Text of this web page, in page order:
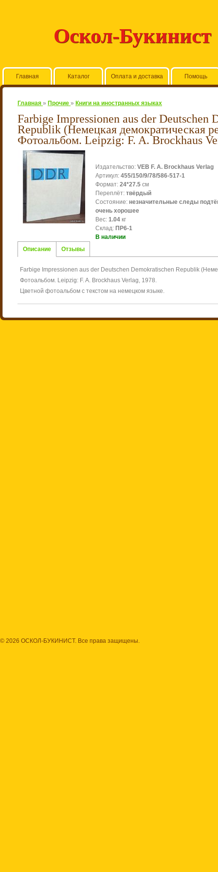
Оскол-Букинист
Главная Каталог Оплата и доставка Помощь
Главная » Прочие » Книги на иностранных языках
Farbige Impressionen aus der Deutschen
Republik (Немецкая демократическая
Фотоальбом. Leipzig: F. A. Brockhaus
Издательство: VEB F. A. Brockhaus Verlag
Артикул: 455/150/9/78/586-517-1
Формат: 24*27.5 см
Переплёт: твёрдый
Состояние: незначительные следы
очень хорошее
Вес: 1.04 кг
Склад: ПР6-1
В наличии
Описание
Отзывы
Farbige Impressionen aus der Deutschen Demokratischen Republik
Фотоальбом. Leipzig: F. A. Brockhaus Verlag, 1978.
Цветной фотоальбом с текстом на немецком языке.
© 2026 ОСКОЛ-БУКИНИСТ. Все права защищены.